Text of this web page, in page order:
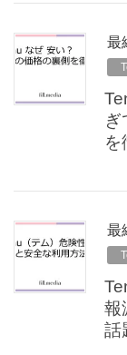
最
を
最
報
話